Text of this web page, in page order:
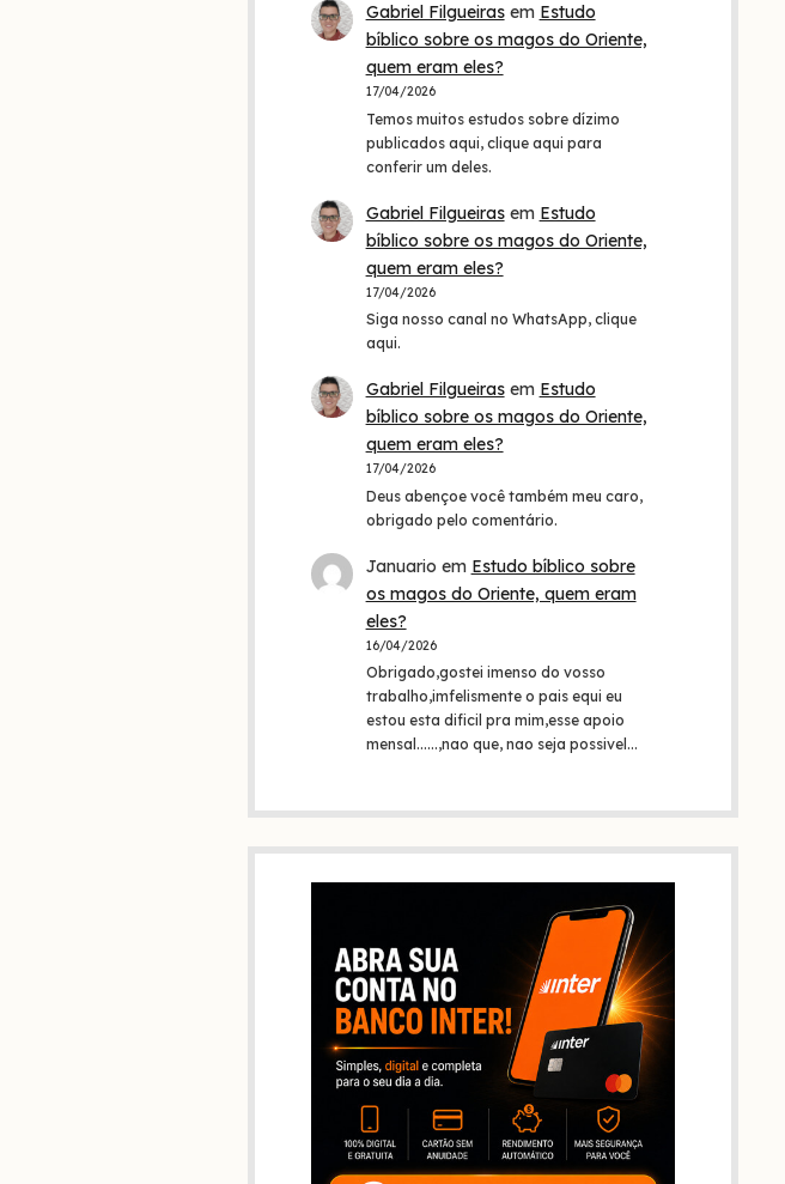
Gabriel Filgueirasem Estudo
bíblico sobre os magos do Oriente,
quem eram eles?
17/04/2026
Temos muitos estudos sobre dízimo
publicados aqui, clique aqui para
conferir um deles.
Gabriel Filgueirasem Estudo
bíblico sobre os magos do Oriente,
quem eram eles?
17/04/2026
Siga nosso canal no WhatsApp, clique
aqui.
Gabriel Filgueirasem Estudo
bíblico sobre os magos do Oriente,
quem eram eles?
17/04/2026
Deus abençoe você também meu caro,
obrigado pelo comentário.
Januario em Estudo bíblico sobre
os magos do Oriente, quem eram
eles?
16/04/2026
Obrigado,gostei imenso do vosso
trabalho,imfelismente o pais equi eu
estou esta dificil pra mim,esse apoio
mensal......,nao que, nao seja possivel…